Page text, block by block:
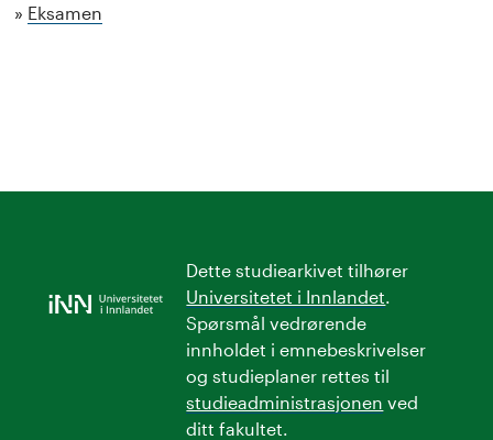
Eksamen
Dette studiearkivet tilhører
Universitetet i Innlandet.
Spørsmål vedrørende
innholdet i emnebeskrivelser
og studieplaner rettes til
studieadministrasjonen ved
ditt fakultet.